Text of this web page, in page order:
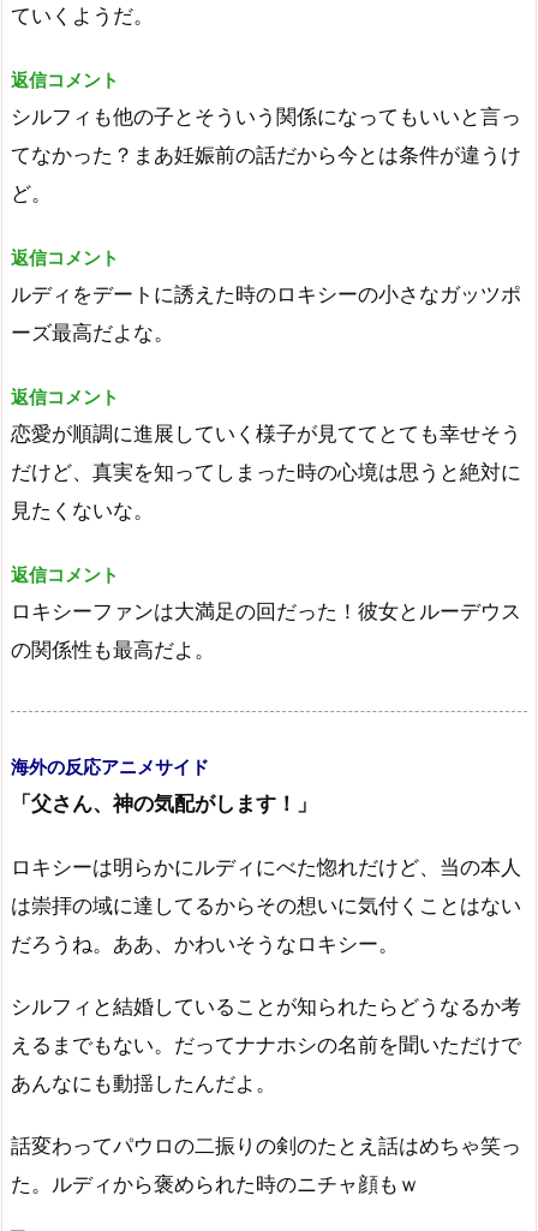
ていくようだ。
返信コメント
シルフィも他の子とそういう関係になってもいいと言っ
てなかった？まあ妊娠前の話だから今とは条件が違うけ
ど。
返信コメント
ルディをデートに誘えた時のロキシーの小さなガッツポ
ーズ最高だよな。
返信コメント
恋愛が順調に進展していく様子が見ててとても幸せそう
だけど、真実を知ってしまった時の心境は思うと絶対に
見たくないな。
返信コメント
ロキシーファンは大満足の回だった！彼女とルーデウス
の関係性も最高だよ。
海外の反応アニメサイド
「父さん、神の気配がします！」
ロキシーは明らかにルディにべた惚れだけど、当の本人
は崇拝の域に達してるからその想いに気付くことはない
だろうね。ああ、かわいそうなロキシー。
シルフィと結婚していることが知られたらどうなるか考
えるまでもない。だってナナホシの名前を聞いただけで
あんなにも動揺したんだよ。
話変わってパウロの二振りの剣のたとえ話はめちゃ笑っ
た。ルディから褒められた時のニチャ顔もｗ